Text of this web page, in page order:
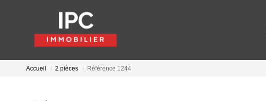
Accueil 2 pièces Référence 1244